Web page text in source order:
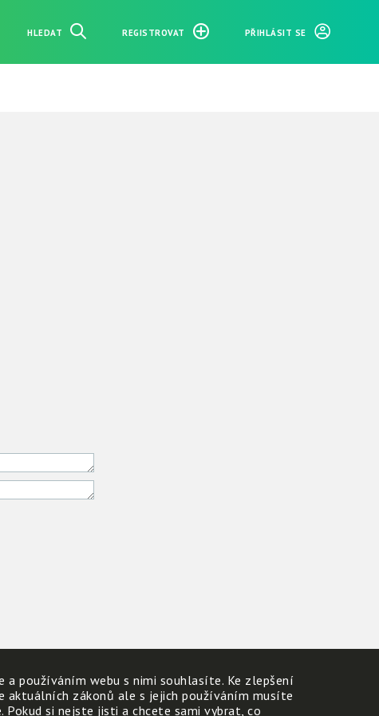
HLEDAT REGISTROVAT PŘIHLÁSIT SE
používáním webu s nimi souhlasíte. Ke zlepšení
aktuálních zákonů ale s jejich používáním musíte
si nejste jisti a chcete sami vybrat, co